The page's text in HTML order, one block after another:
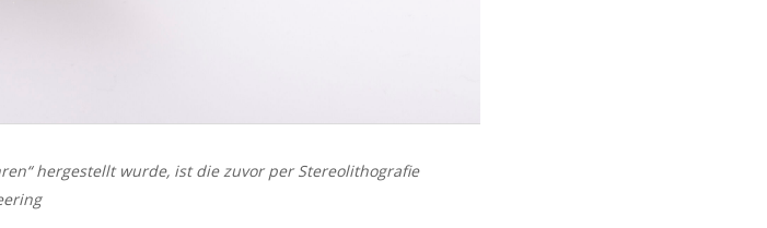
hergestellt wurde, ist die zuvor per Stereolithografie